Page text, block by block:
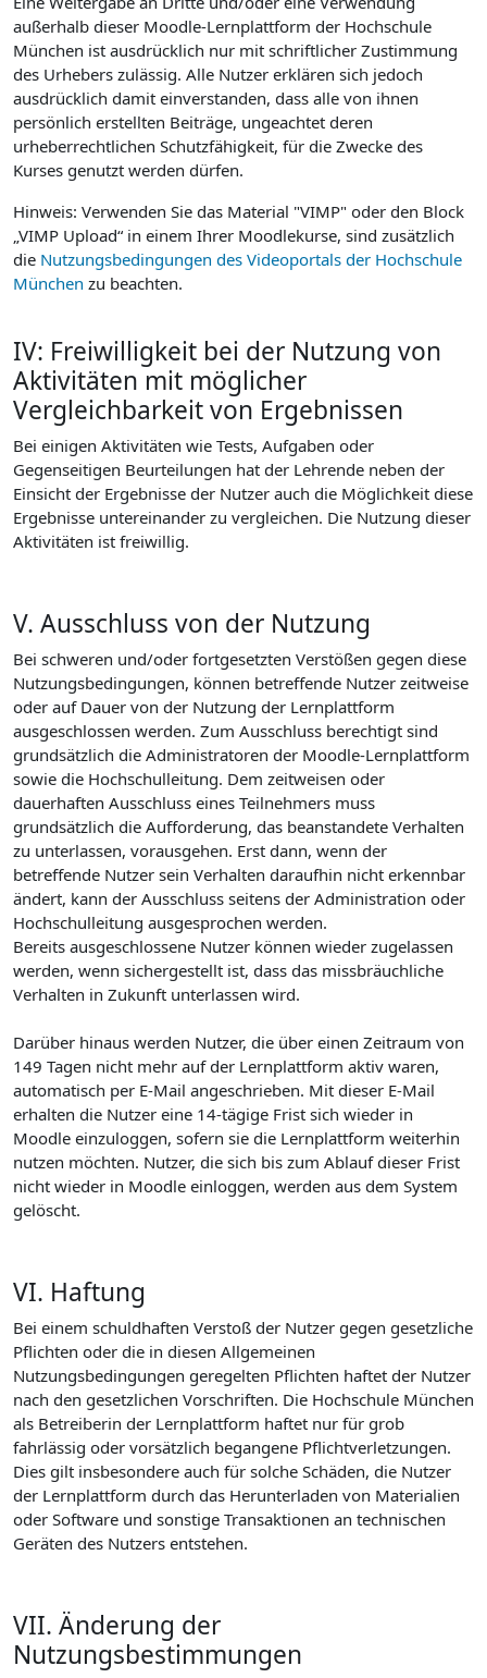
außerhalb dieser Moodle-Lernplattform der Hochschule
München ist ausdrücklich nur mit schriftlicher Zustimmung
des Urhebers zulässig. Alle Nutzer erklären sich jedoch
ausdrücklich damit einverstanden, dass alle von ihnen
persönlich erstellten Beiträge, ungeachtet deren
urheberrechtlichen Schutzfähigkeit, für die Zwecke des
Kurses genutzt werden dürfen.
Hinweis: Verwenden Sie das Material "VIMP" oder den Block
„VIMP Upload“ in einem Ihrer Moodlekurse, sind zusätzlich
die Nutzungsbedingungen des Videoportals der Hochschule
München zu beachten.
IV: Freiwilligkeit bei der Nutzung von
Aktivitäten mit möglicher
Vergleichbarkeit von Ergebnissen
Bei einigen Aktivitäten wie Tests, Aufgaben oder
Gegenseitigen Beurteilungen hat der Lehrende neben der
Einsicht der Ergebnisse der Nutzer auch die Möglichkeit diese
Ergebnisse untereinander zu vergleichen. Die Nutzung dieser
Aktivitäten ist freiwillig.
V. Ausschluss von der Nutzung
Bei schweren und/oder fortgesetzten Verstößen gegen diese
Nutzungsbedingungen, können betreffende Nutzer zeitweise
oder auf Dauer von der Nutzung der Lernplattform
ausgeschlossen werden. Zum Ausschluss berechtigt sind
grundsätzlich die Administratoren der Moodle-Lernplattform
sowie die Hochschulleitung. Dem zeitweisen oder
dauerhaften Ausschluss eines Teilnehmers muss
grundsätzlich die Aufforderung, das beanstandete Verhalten
zu unterlassen, vorausgehen. Erst dann, wenn der
betreffende Nutzer sein Verhalten daraufhin nicht erkennbar
ändert, kann der Ausschluss seitens der Administration oder
Hochschulleitung ausgesprochen werden.
Bereits ausgeschlossene Nutzer können wieder zugelassen
werden, wenn sichergestellt ist, dass das missbräuchliche
Verhalten in Zukunft unterlassen wird.
Darüber hinaus werden Nutzer, die über einen Zeitraum von
149 Tagen nicht mehr auf der Lernplattform aktiv waren,
automatisch per E-Mail angeschrieben. Mit dieser E-Mail
erhalten die Nutzer eine 14-tägige Frist sich wieder in
Moodle einzuloggen, sofern sie die Lernplattform weiterhin
nutzen möchten. Nutzer, die sich bis zum Ablauf dieser Frist
nicht wieder in Moodle einloggen, werden aus dem System
gelöscht.
VI. Haftung
Bei einem schuldhaften Verstoß der Nutzer gegen gesetzliche
Pflichten oder die in diesen Allgemeinen
Nutzungsbedingungen geregelten Pflichten haftet der Nutzer
nach den gesetzlichen Vorschriften. Die Hochschule München
als Betreiberin der Lernplattform haftet nur für grob
fahrlässig oder vorsätzlich begangene Pflichtverletzungen.
Dies gilt insbesondere auch für solche Schäden, die Nutzer
der Lernplattform durch das Herunterladen von Materialien
oder Software und sonstige Transaktionen an technischen
Geräten des Nutzers entstehen.
VII. Änderung der
Nutzungsbestimmungen